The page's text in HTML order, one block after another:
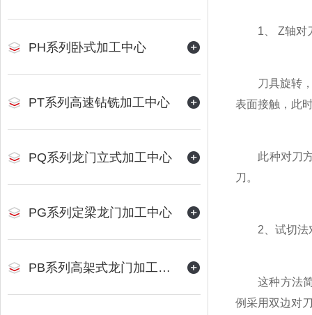
PH系列卧式加工中心
PT系列高速钻铣加工中心
PQ系列龙门立式加工中心
PG系列定梁龙门加工中心
PB系列高架式龙门加工中心
1、 Z轴对
刀具旋转，
表面接触，此
此种对刀方
刀。
2、试切法
这种方法简
例采用双边对